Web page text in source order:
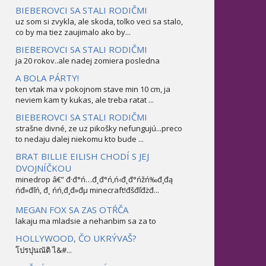
BIEBEROVCI SA STALI RODIČMI
uz som si zvykla, ale skoda, tolko veci sa stalo,
co by ma tiez zaujimalo ako by...
BIEBEROVCI SA STALI RODIČMI
ja 20 rokov..ale nadej zomiera posledna
A BOLA PÁRTY!
ten vtak ma v pokojnom stave min 10 cm, ja
neviem kam ty kukas, ale treba ratat ...
BIEBEROVCI SA STALI RODIČMI
strašne divné, ze uz pikošky nefungujú...preco
to nedaju dalej niekomu kto bude ...
BRAT BILLIE EILISH CHODÍ S JEJ
DVOJNÍČKOU
minedrop â€” đ·đ°ń…đ˛đ°ń‚ń‹đ˛đ°ńžń‰đ¸đą
ńđ»đľń‚ đ˛ ńń‚đ¸đ»đµ minecraft!đšđľđżđ...
MEGAN FOX SA ZAS OTŔČA
lakaju ma mladsie a nehanbim sa za to
HOLLYWOOD, ČO UKRÝVAŠ?
โปรปุนณัติ ไ&#...